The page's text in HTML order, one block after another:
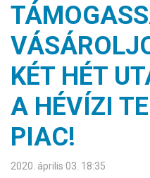
KÉT HÉT
A HÉVÍZI
PIAC!
2020. április 03. 18:35